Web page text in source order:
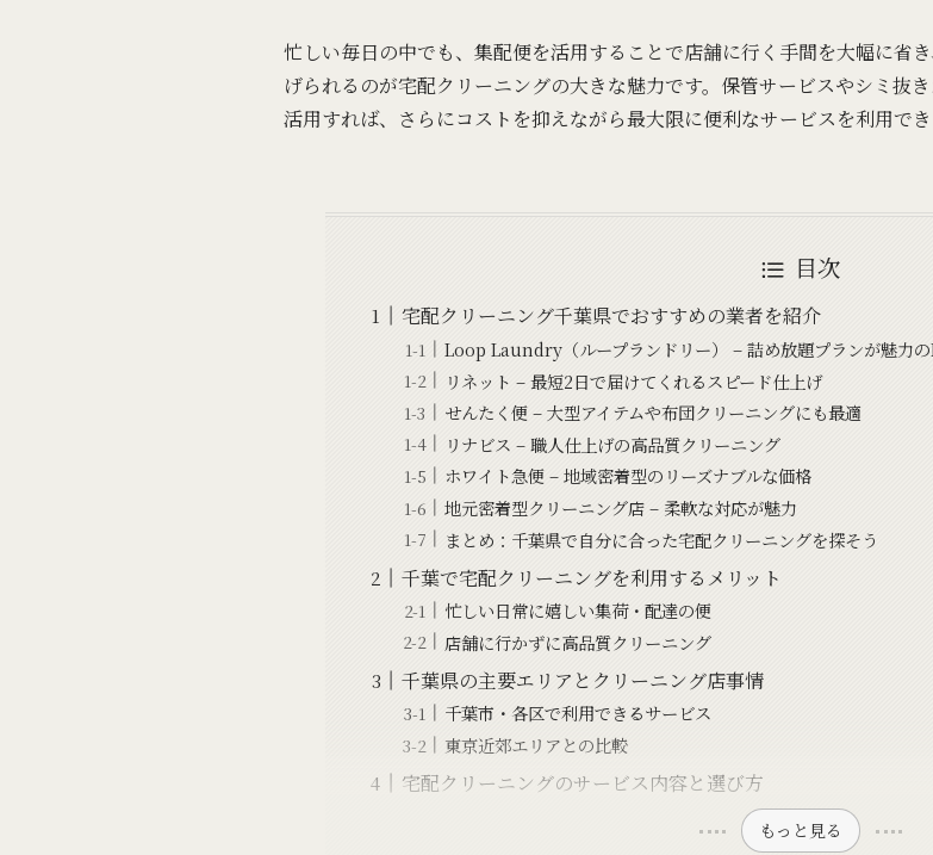
忙しい毎日の中でも、集配便を活用することで店舗に行く手間を大幅に省
げられるのが宅配クリーニングの大きな魅力です。保管サービスやシミ抜
活用すれば、さらにコストを抑えながら最大限に便利なサービスを利用でき
目次
宅配クリーニング千葉県でおすすめの業者を紹介
Loop Laundry（ループランドリー） – 詰め放題プランが魅力
リネット – 最短2日で届けてくれるスピード仕上げ
せんたく便 – 大型アイテムや布団クリーニングにも最適
リナビス – 職人仕上げの高品質クリーニング
ホワイト急便 – 地域密着型のリーズナブルな価格
地元密着型クリーニング店 – 柔軟な対応が魅力
まとめ：千葉県で自分に合った宅配クリーニングを探そう
千葉で宅配クリーニングを利用するメリット
忙しい日常に嬉しい集荷・配達の便
店舗に行かずに高品質クリーニング
千葉県の主要エリアとクリーニング店事情
千葉市・各区で利用できるサービス
東京近郊エリアとの比較
宅配クリーニングのサービス内容と選び方
もっと見る